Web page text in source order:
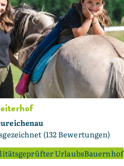
(132 Bewertungen)
UrlaubsBauernhof